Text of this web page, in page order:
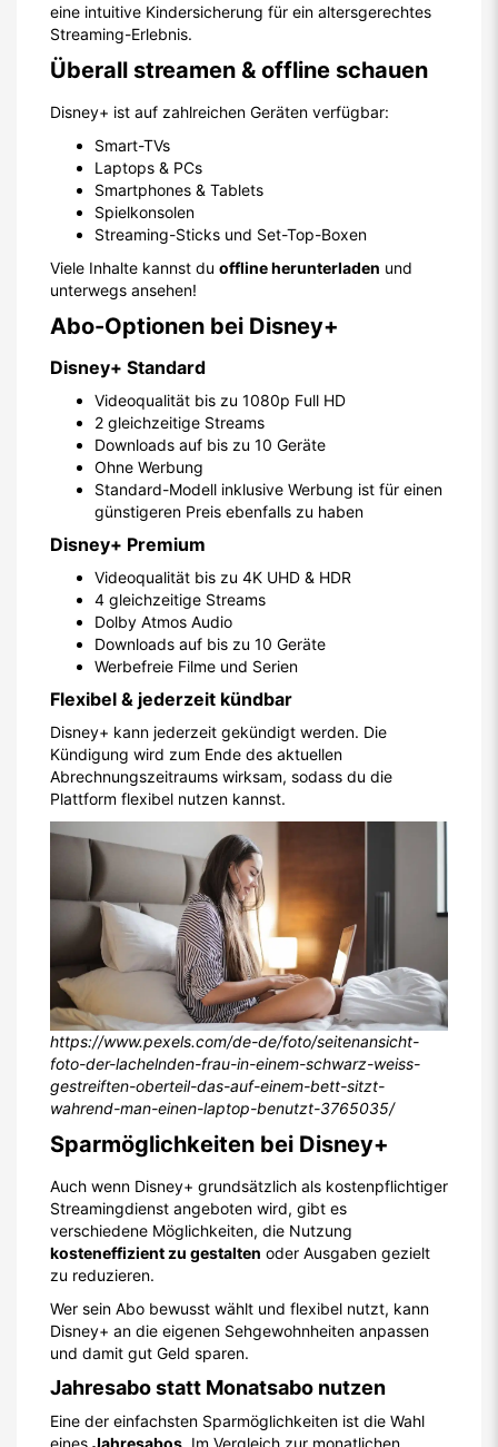
eine intuitive Kindersicherung für ein altersgerechtes
Streaming-Erlebnis.
Überall streamen & offline schauen
Disney+ ist auf zahlreichen Geräten verfügbar:
Smart-TVs
Laptops & PCs
Smartphones & Tablets
Spielkonsolen
Streaming-Sticks und Set-Top-Boxen
Viele Inhalte kannst du offline herunterladen und
unterwegs ansehen!
Abo-Optionen bei Disney+
Disney+ Standard
Videoqualität bis zu 1080p Full HD
2 gleichzeitige Streams
Downloads auf bis zu 10 Geräte
Ohne Werbung
Standard-Modell inklusive Werbung ist für einen
günstigeren Preis ebenfalls zu haben
Disney+ Premium
Videoqualität bis zu 4K UHD & HDR
4 gleichzeitige Streams
Dolby Atmos Audio
Downloads auf bis zu 10 Geräte
Werbefreie Filme und Serien
Flexibel & jederzeit kündbar
Disney+ kann jederzeit gekündigt werden. Die
Kündigung wird zum Ende des aktuellen
Abrechnungszeitraums wirksam, sodass du die
Plattform flexibel nutzen kannst.
https://www.pexels.com/de-de/foto/seitenansicht-
foto-der-lachelnden-frau-in-einem-schwarz-weiss-
gestreiften-oberteil-das-auf-einem-bett-sitzt-
wahrend-man-einen-laptop-benutzt-3765035/
Sparmöglichkeiten bei Disney+
Auch wenn Disney+ grundsätzlich als kostenpflichtiger
Streamingdienst angeboten wird, gibt es
verschiedene Möglichkeiten, die Nutzung
kosteneffizient zu gestalten oder Ausgaben gezielt
zu reduzieren.
Wer sein Abo bewusst wählt und flexibel nutzt, kann
Disney+ an die eigenen Sehgewohnheiten anpassen
und damit gut Geld sparen.
Jahresabo statt Monatsabo nutzen
Eine der einfachsten Sparmöglichkeiten ist die Wahl
eines Jahresabos . Im Vergleich zur monatlichen